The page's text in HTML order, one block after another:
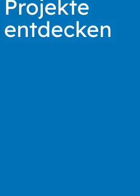
Projekte
entdecken